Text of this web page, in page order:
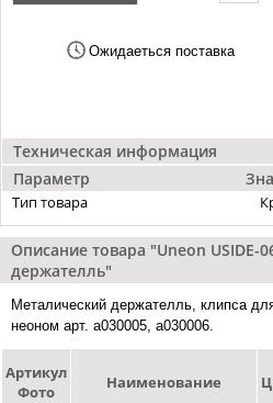
Техническая информация
Параметр
Тип товара
Ожидаеться поставка
Описание товара "Uneon USIDE-
держателль"
Металический держателль, клипса
неоном арт. a030005, a030006.
Артикул
Фото
Наименование